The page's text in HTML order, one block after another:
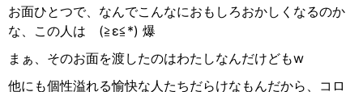
お面ひとつで、なんでこんなにおもしろおかしくなるのか
な、この人はゞ (≧ε≦ *) 爆
まぁ、そのお面を渡したのはわたしなんだけどもw
他にも個性溢れる愉快な人たちだらけなもんだから、コロ